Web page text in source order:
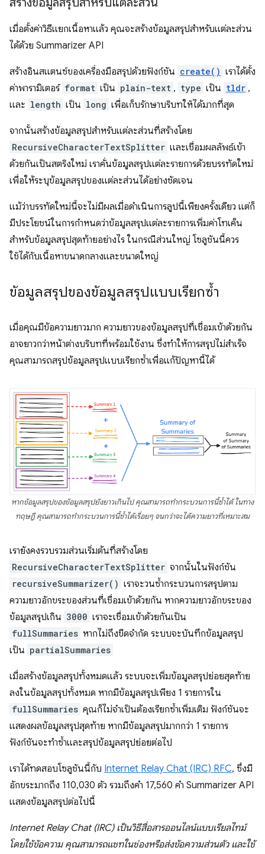
เมื่อตั้งค่าวิธีแยกเนื้อหาแล้ว คุณจะสร้างข้อมูลสรุปสำหรับแต่ละส่วน
ได้ด้วย Summarizer API
สร้างอินสแตนซ์ของเครื่องมือสรุปด้วยฟังก์ชัน create() เราได้ตั้ง
ค่าพารามิเตอร์ format เป็น plain-text , type เป็น tldr ,
และ length เป็น long เพื่อเก็บรักษาบริบทให้ได้มากที่สุด
จากนั้นสร้างข้อมูลสรุปสำหรับแต่ละส่วนที่สร้างโดย
RecursiveCharacterTextSplitter และเชื่อมผลลัพธ์เข้า
ด้วยกันเป็นสตริงใหม่ เราคั่นข้อมูลสรุปแต่ละรายการด้วยบรรทัดใหม่
เพื่อให้ระบุข้อมูลสรุปของแต่ละส่วนได้อย่างชัดเจน
แม้ว่าบรรทัดใหม่นี้จะไม่มีผลเมื่อดำเนินการลูปนี้เพียงครั้งเดียว แต่ก็
มีประโยชน์ในการกำหนดว่าข้อมูลสรุปแต่ละรายการเพิ่มค่าโทเค็น
สำหรับข้อมูลสรุปสุดท้ายอย่างไร ในกรณีส่วนใหญ่ โซลูชันนี้ควร
ใช้ได้กับเนื้อหาขนาดกลางและขนาดใหญ่
ข้อมูลสรุปของข้อมูลสรุปแบบเรียกซ้ำ
เมื่อคุณมีข้อความยาวมาก ความยาวของข้อมูลสรุปที่เชื่อมเข้าด้วยกัน
อาจยาวกว่าหน้าต่างบริบทที่พร้อมใช้งาน ซึ่งทำให้การสรุปไม่สำเร็จ
คุณสามารถสรุปข้อมูลสรุปแบบเรียกซ้ำเพื่อแก้ปัญหานี้ได้
หากข้อมูลสรุปของข้อมูลสรุปยังยาวเกินไป คุณสามารถทำกระบวนการนี้ซ้ำได้ ในทาง
ทฤษฎี คุณสามารถทำกระบวนการนี้ซ้ำได้เรื่อยๆ จนกว่าจะได้ความยาวที่เหมาะสม
เรายังคงรวบรวมส่วนเริ่มต้นที่สร้างโดย
RecursiveCharacterTextSplitter จากนั้นในฟังก์ชัน
recursiveSummarizer() เราจะวนซ้ำกระบวนการสรุปตาม
ความยาวอักขระของส่วนที่เชื่อมเข้าด้วยกัน หากความยาวอักขระของ
ข้อมูลสรุปเกิน 3000 เราจะเชื่อมเข้าด้วยกันเป็น
fullSummaries หากไม่ถึงขีดจำกัด ระบบจะบันทึกข้อมูลสรุป
เป็น partialSummaries
เมื่อสร้างข้อมูลสรุปทั้งหมดแล้ว ระบบจะเพิ่มข้อมูลสรุปย่อยสุดท้าย
ลงในข้อมูลสรุปทั้งหมด หากมีข้อมูลสรุปเพียง 1 รายการใน
fullSummaries คุณก็ไม่จำเป็นต้องเรียกซ้ำเพิ่มเติม ฟังก์ชันจะ
แสดงผลข้อมูลสรุปสุดท้าย หากมีข้อมูลสรุปมากกว่า 1 รายการ
ฟังก์ชันจะทำซ้ำและสรุปข้อมูลสรุปย่อยต่อไป
เราได้ทดสอบโซลูชันนี้กับ Internet Relay Chat (IRC) RFC, ซึ่งมี
อักขระมากถึง 110,030 ตัว รวมถึงคำ 17,560 คำ Summarizer API
แสดงข้อมูลสรุปต่อไปนี้
Internet Relay Chat (IRC) เป็นวิธีสื่อสารออนไลน์แบบเรียลไทม์
โดยใช้ข้อความ คุณสามารถแชทในช่องหรือส่งข้อความส่วนตัว และใช้